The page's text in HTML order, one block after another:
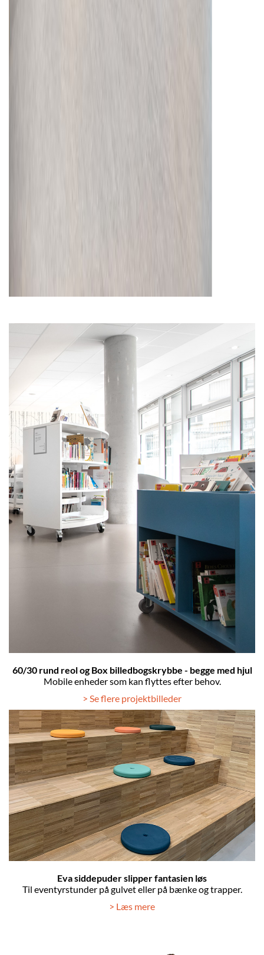
60/30 rund reol og Box billedbogskrybbe - begge med hjul
Mobile enheder som kan flyttes efter behov.
> Se flere projektbilleder
Eva siddepuder slipper fantasien løs
Til eventyrstunder på gulvet eller på bænke og trapper.
> Læs mere